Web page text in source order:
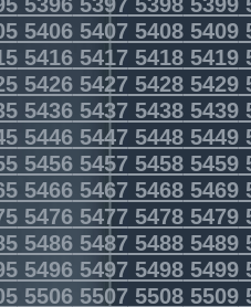
5406540754085409
5416541754185419
5426542754285429
5436543754385439
5446544754485449
5456545754585459
5466546754685469
5476547754785479
5486548754885489
5496549754985499
5506550755085509